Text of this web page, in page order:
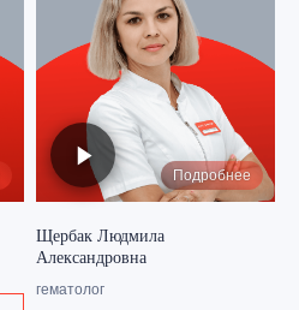
Подробнее
Щербак Людмила
Александровна
гематолог